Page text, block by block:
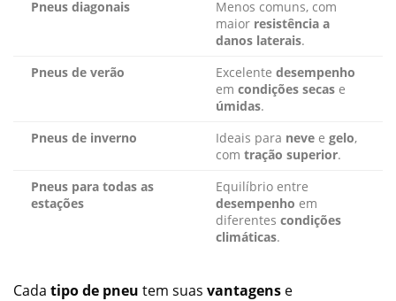
Pneus diagonais
Menos comuns, com
maior resistência a
danos laterais.
Pneus de verão
Excelente desempenho
em condições secas e
úmidas.
Pneus de inverno
Ideais para neve e gelo,
com tração superior.
Pneus para todas as
estações
Equilíbrio entre
desempenho em
diferentes condições
climáticas.
Cada tipo de pneu tem suas vantagens e